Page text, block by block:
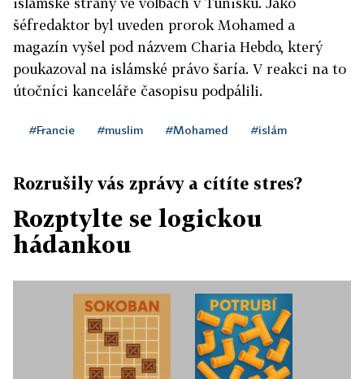
šéfredaktor byl uveden prorok Mohamed a
magazín vyšel pod názvem Charia Hebdo, který
poukazoval na islámské právo šaría. V reakci na to
útočníci kanceláře časopisu podpálili.
#Francie #muslim #Mohamed #islám
Rozrušily vás zprávy a cítíte stres?
Rozptylte se logickou
hádankou